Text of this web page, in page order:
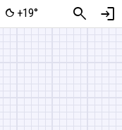
+19° search login